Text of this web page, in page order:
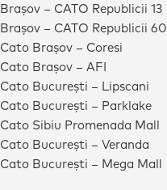
Brașov – CATO Republicii 13
Brașov – CATO Republicii 60
Cato Brașov – Coresi
Cato Brașov – AFI
Cato București – Lipscani
Cato București – Parklake
Cato Sibiu Promenada Mall
Cato București – Veranda
Cato București – Mega Mall